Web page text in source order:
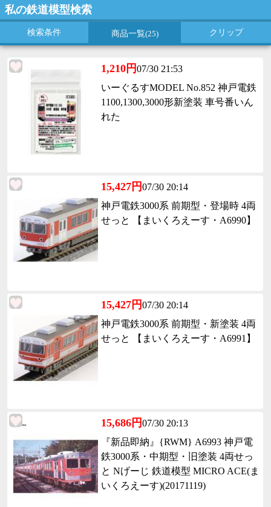
私の鉄道模型検索
検索条件 商品一覧(25) クリップ
1,210円07/30 21:53
いーぐるすMODEL No.852 神戸電鉄
1100,1300,3000形新塗装 車号番いん
れた
15,427円07/30 20:14
神戸電鉄3000系 前期型・登場時 4両
せっと 【まいくろえーす・A6990】
15,427円07/30 20:14
神戸電鉄3000系 前期型・新塗装 4両
せっと 【まいくろえーす・A6991】
15,686円07/30 20:13
『新品即納』{RWM} A6993 神戸電
鉄3000系・中期型・旧塗装 4両せっ
と Nげーじ 鉄道模型 MICRO ACE(ま
いくろえーす)(20171119)